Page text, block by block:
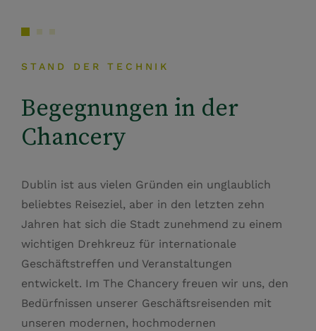
STAND DER TECHNIK
Begegnungen in der
Chancery
Dublin ist aus vielen Gründen ein unglaublich
beliebtes Reiseziel, aber in den letzten zehn
Jahren hat sich die Stadt zunehmend zu einem
wichtigen Drehkreuz für internationale
Geschäftstreffen und Veranstaltungen
entwickelt. Im The Chancery freuen wir uns, den
Bedürfnissen unserer Geschäftsreisenden mit
unseren modernen, hochmodernen